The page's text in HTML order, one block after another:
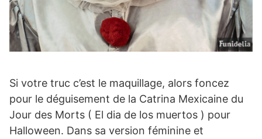
Si votre truc c’est le maquillage, alors foncez
pour le déguisement de la Catrina Mexicaine du
Jour des Morts ( El dia de los muertos ) pour
Halloween. Dans sa version féminine et